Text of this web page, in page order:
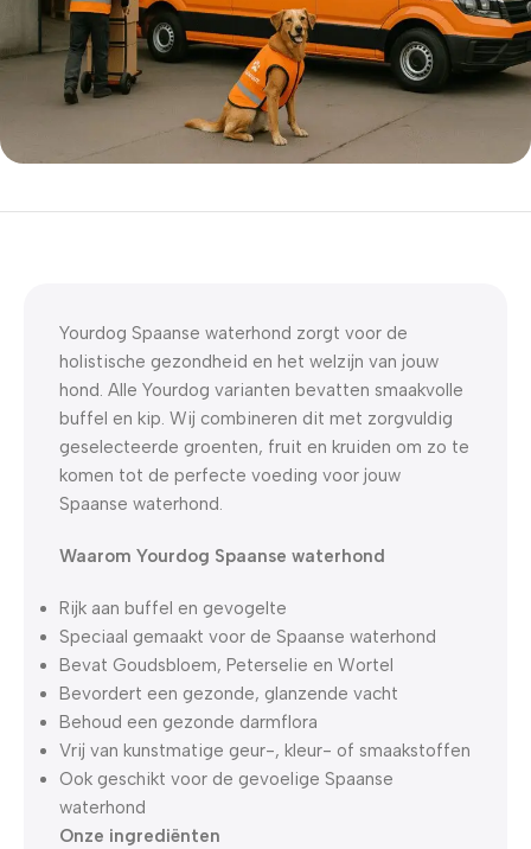
5% korting met code
Yourdog Spaanse waterhond zorgt voor de
holistische gezondheid en het welzijn van jouw
hond. Alle Yourdog varianten bevatten smaakvolle
buffel en kip. Wij combineren dit met zorgvuldig
geselecteerde groenten, fruit en kruiden om zo te
komen tot de perfecte voeding voor jouw
Spaanse waterhond.
Waarom Yourdog Spaanse waterhond
Rijk aan buffel en gevogelte
Speciaal gemaakt voor de Spaanse waterhond
Bevat Goudsbloem, Peterselie en Wortel
Bevordert een gezonde, glanzende vacht
Behoud een gezonde darmflora
Vrij van kunstmatige geur-, kleur- of smaakstoffen
Ook geschikt voor de gevoelige Spaanse
waterhond
Onze ingrediënten